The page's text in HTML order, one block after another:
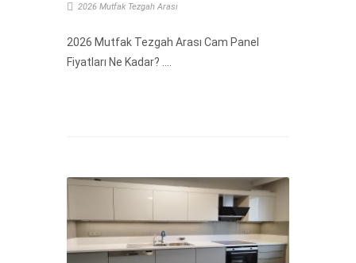
2026 Mutfak Tezgah Arası
2026 Mutfak Tezgah Arası Cam Panel
Fiyatları Ne Kadar? ....